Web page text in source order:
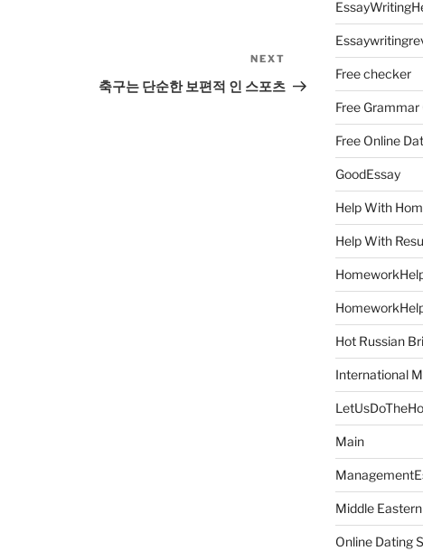
Post
NEXT
축구는 단순한 보편적 인 스포츠
Free checker
Free
Free Online
GoodEssay
Help With
Help With
Hot Russian
International
Main
Middle
Online Dating